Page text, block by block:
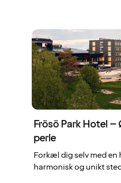
Frösö Park Hotel
perle
Forkæl dig selv med en
harmonisk og unikt